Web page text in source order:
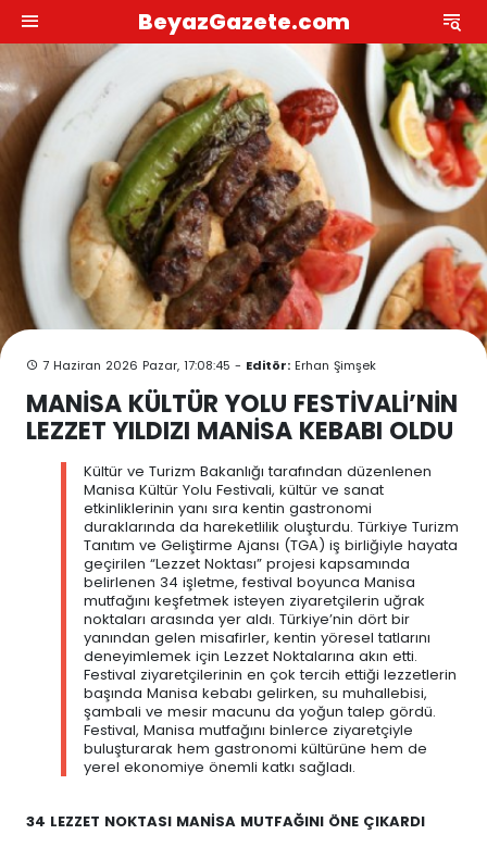
BeyazGazete.com
7 Haziran 2026 Pazar, 17:08:45 - Editör: Erhan Şimşek
MANİSA KÜLTÜR YOLU FESTİVALİ’NİN
LEZZET YILDIZI MANİSA KEBABI OLDU
Kültür ve Turizm Bakanlığı tarafından düzenlenen
Manisa Kültür Yolu Festivali, kültür ve sanat
etkinliklerinin yanı sıra kentin gastronomi
duraklarında da hareketlilik oluşturdu. Türkiye Turizm
Tanıtım ve Geliştirme Ajansı (TGA) iş birliğiyle hayata
geçirilen “Lezzet Noktası” projesi kapsamında
belirlenen 34 işletme, festival boyunca Manisa
mutfağını keşfetmek isteyen ziyaretçilerin uğrak
noktaları arasında yer aldı. Türkiye’nin dört bir
yanından gelen misafirler, kentin yöresel tatlarını
deneyimlemek için Lezzet Noktalarına akın etti.
Festival ziyaretçilerinin en çok tercih ettiği lezzetlerin
başında Manisa kebabı gelirken, su muhallebisi,
şambali ve mesir macunu da yoğun talep gördü.
Festival, Manisa mutfağını binlerce ziyaretçiyle
buluşturarak hem gastronomi kültürüne hem de
yerel ekonomiye önemli katkı sağladı.
34 LEZZET NOKTASI MANİSA MUTFAĞINI ÖNE ÇIKARDI